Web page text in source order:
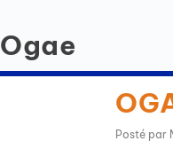
Ogae
Posté par